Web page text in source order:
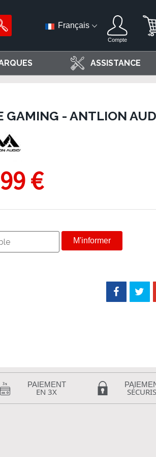
Français
Compte
ASSISTANCE
GAMING - ANTLION
€
M'informer
PAIEMENT
EN 3X